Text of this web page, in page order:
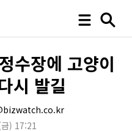
수장에 고양이
시 발길
) 17:21